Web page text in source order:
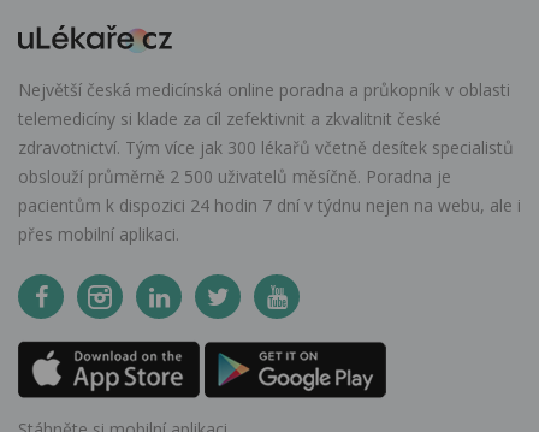
Největší česká medicínská online poradna a průkopník v oblasti
telemedicíny si klade za cíl zefektivnit a zkvalitnit české
zdravotnictví. Tým více jak 300 lékařů včetně desítek specialistů
obslouží průměrně 2 500 uživatelů měsíčně. Poradna je
pacientům k dispozici 24 hodin 7 dní v týdnu nejen na webu, ale i
přes mobilní aplikaci.